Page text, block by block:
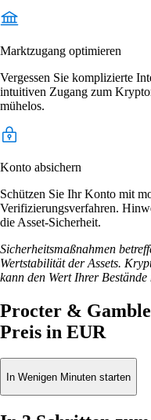
Marktzugang optimieren
Vergessen Sie komplizierte
intuitiven Zugang zum
mühelos.
Konto absichern
Schützen Sie Ihr Konto mit
Verifizierungsverfahren.
die Asset-Sicherheit.
Sicherheitsmaßnahmen
Wertstabilität der Assets.
kann den Wert Ihrer
Procter &
Preis in EUR
In Wenigen Minuten starten